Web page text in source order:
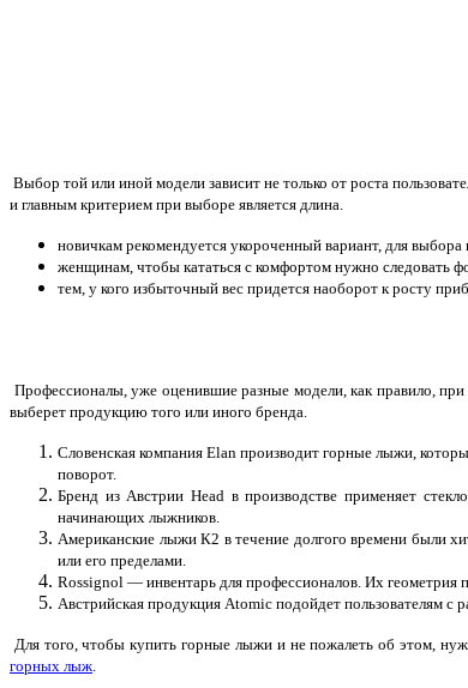
Выбор той или иной модели зависит не только от роста
и главным критерием при выборе является длина.
новичкам рекомендуется укороченный вариант, для
женщинам, чтобы кататься с комфортом нужно следовать
тем, у кого избыточный вес придется наоборот к росту
Профессионалы, уже оценившие разные модели, как правило,
выберет продукцию того или иного бренда.
Словенская компания Elan производит горные лыжи,
поворот.
Бренд из Австрии Head в производстве применяет
начинающих лыжников.
Американские лыжи К2 в течение долгого времени были
или его пределами.
Rossignol — инвентарь для профессионалов. Их геометрия
Австрийская продукция Atomic подойдет пользователям с
Для того, чтобы купить горные лыжи и не пожалеть об этом,
горных лыж